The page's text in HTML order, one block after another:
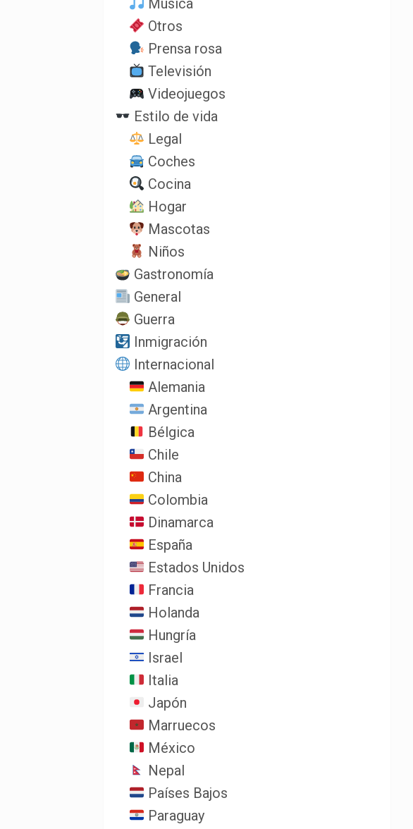
Música
Otros
Prensa rosa
Televisión
Videojuegos
Estilo de vida
Legal
Coches
Cocina
Hogar
Mascotas
Niños
Gastronomía
General
Guerra
Inmigración
Internacional
Alemania
Argentina
Bélgica
Chile
China
Colombia
Dinamarca
España
Estados Unidos
Francia
Holanda
Hungría
Israel
Italia
Japón
Marruecos
México
Nepal
Países Bajos
Paraguay